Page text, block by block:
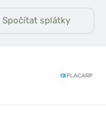
Spočítat splátky